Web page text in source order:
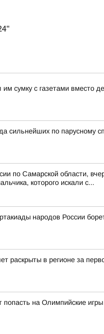
сумку с газетами вместо
сильнейших по парусному
по Самарской области,
которого искали с...
народов России
раскрыты в регионе за
попасть на Олимпийские игры